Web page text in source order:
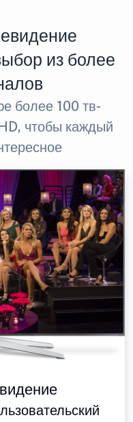
из более
более 100 тв-
чтобы каждый